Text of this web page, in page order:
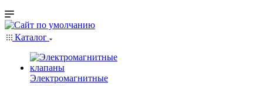
Каталог
Электромагнитные